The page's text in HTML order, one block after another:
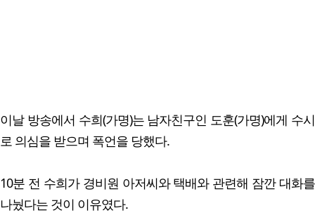
이날 방송에서 수희(가명)는 남자친구인 도훈(가명)에게 수시
로 의심을 받으며 폭언을 당했다.
10분 전 수희가 경비원 아저씨와 택배와 관련해 잠깐 대화를
나눴다는 것이 이유였다.